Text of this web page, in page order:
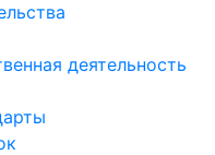
деятельность